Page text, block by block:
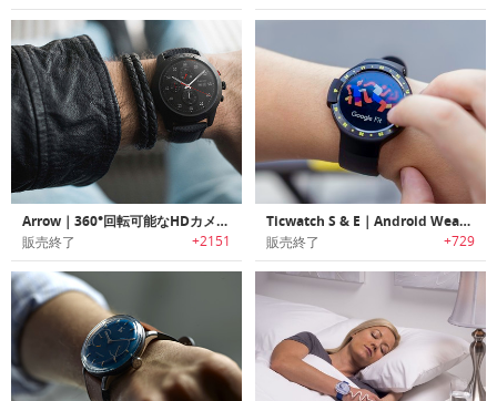
Arrow｜360°回転可能なHDカメラ搭載スマートウォッチ「アロー」
販売終了 +2151
Ticwatch S & E｜Android Wear 搭載のスマートスポーツウォッチ「ティックウォッチスポーツ」
販売終了 +729